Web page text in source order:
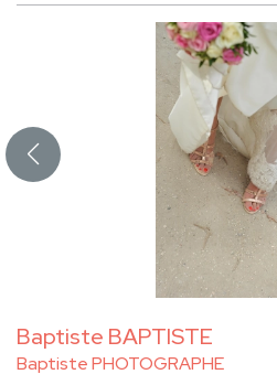
Baptiste BAPTISTE
Baptiste PHOTOGRAPHE